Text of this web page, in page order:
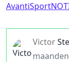
AvantiSport
Victor